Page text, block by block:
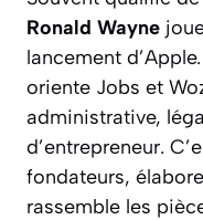
Ronald Wayne
lancement
oriente Jobs et
administrative,
d’entrepreneur.
fondateurs,
rassemble les